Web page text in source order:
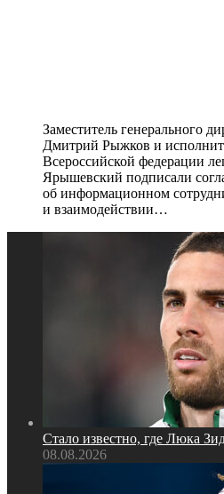
Заместитель генерального
Дмитрий Рыжков и
Всероссийской федерации
Ярышевский подписали
об информационном
и взаимодействии…
Стало известно, где Люка
08.08.2026